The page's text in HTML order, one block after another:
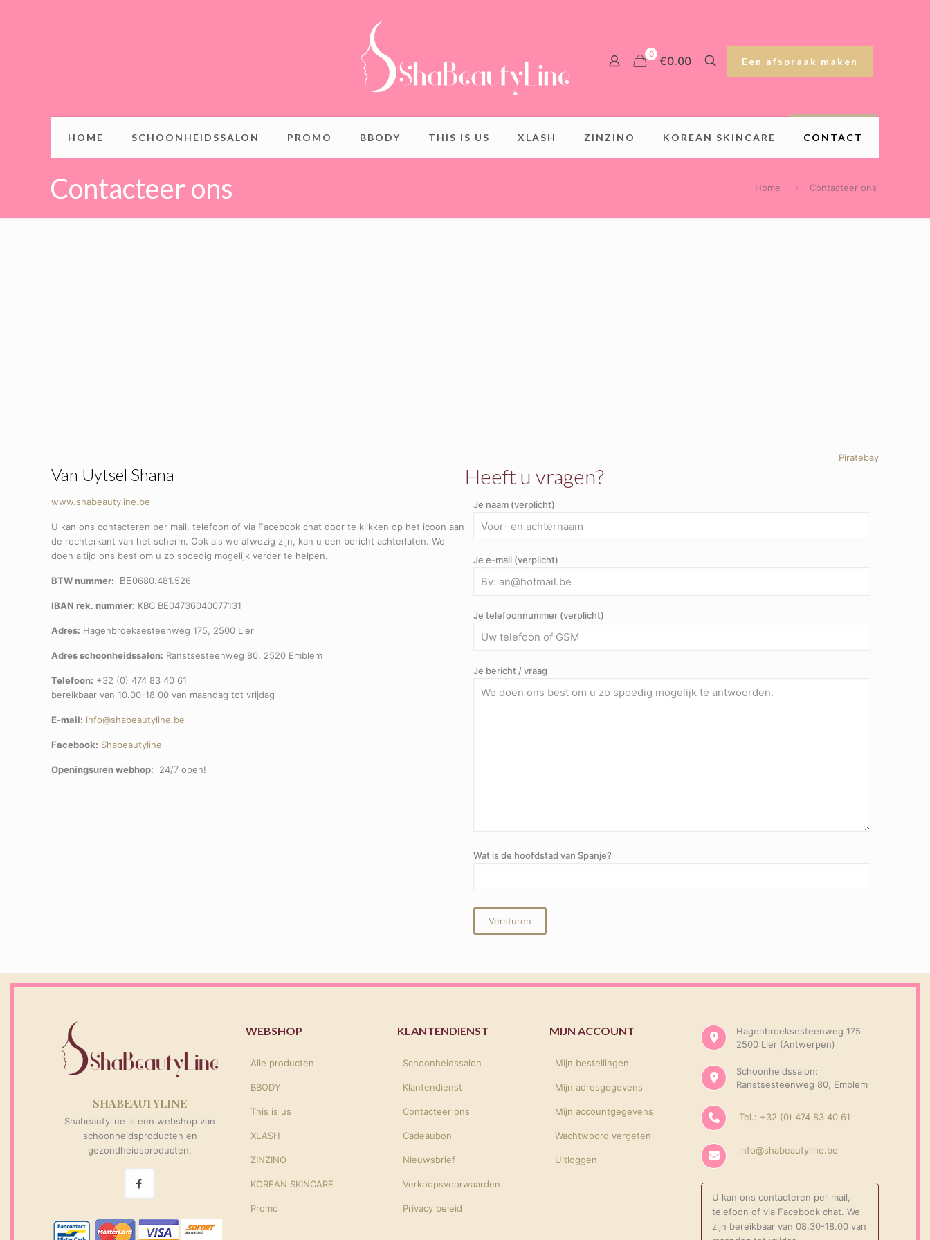
HOME SCHOONHEIDSSALON PROMO BBODY THIS IS US XLASH ZINZINO KOREAN SKINCARE CONTACT
0 €0.00 Een afspraak maken
Contacteer ons Home Contacteer ons
Piratebay
Van Uytsel Shana
www.shabeautyline.be
U kan ons contacteren per mail, telefoon of via Facebook chat door te klikken op het icoon aan
de rechterkant van het scherm. Ook als we afwezig zijn, kan u een bericht achterlaten. We
doen altijd ons best om u zo spoedig mogelijk verder te helpen.
BTW nummer: BE0680.481.526
IBAN rek. nummer: KBC BE04736040077131
Adres: Hagenbroeksesteenweg 175, 2500 Lier
Adres schoonheidssalon: Ranstsesteenweg 80, 2520 Emblem
Telefoon: +32 (0) 474 83 40 61
bereikbaar van 10.00-18.00 van maandag tot vrijdag
E-mail: info@shabeautyline.be
Facebook: Shabeautyline
Openingsuren webhop: 24/7 open!
Heeft u vragen?
Je naam (verplicht)
Je e-mail (verplicht)
Je telefoonnummer (verplicht)
Je bericht / vraag
Wat is de hoofdstad van Spanje?
SHABEAUTYLINE
Shabeautyline is een webshop van
schoonheidsproducten en
gezondheidsproducten.
WEBSHOP
Alle producten
BBODY
This is us
XLASH
ZINZINO
KOREAN SKINCARE
Promo
KLANTENDIENST
Schoonheidssalon
Klantendienst
Contacteer ons
Cadeaubon
Nieuwsbrief
Verkoopsvoorwaarden
Privacy beleid
MIJN ACCOUNT
Mijn bestellingen
Mijn adresgegevens
Mijn accountgegevens
Wachtwoord vergeten
Uitloggen
Hagenbroeksesteenweg 175
2500 Lier (Antwerpen)
Schoonheidssalon:
Ranstsesteenweg 80, Emblem
Tel.: +32 (0) 474 83 40 61
info@shabeautyline.be
U kan ons contacteren per mail,
telefoon of via Facebook chat. We
zijn bereikbaar van 08.30-18.00 van